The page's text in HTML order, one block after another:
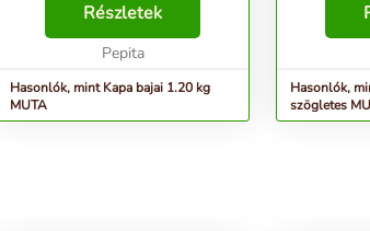
Részletek
Pepita
Hasonlók, mint Kapa bajai 1.20 kg
MUTA
Hasonlók,
szögletes